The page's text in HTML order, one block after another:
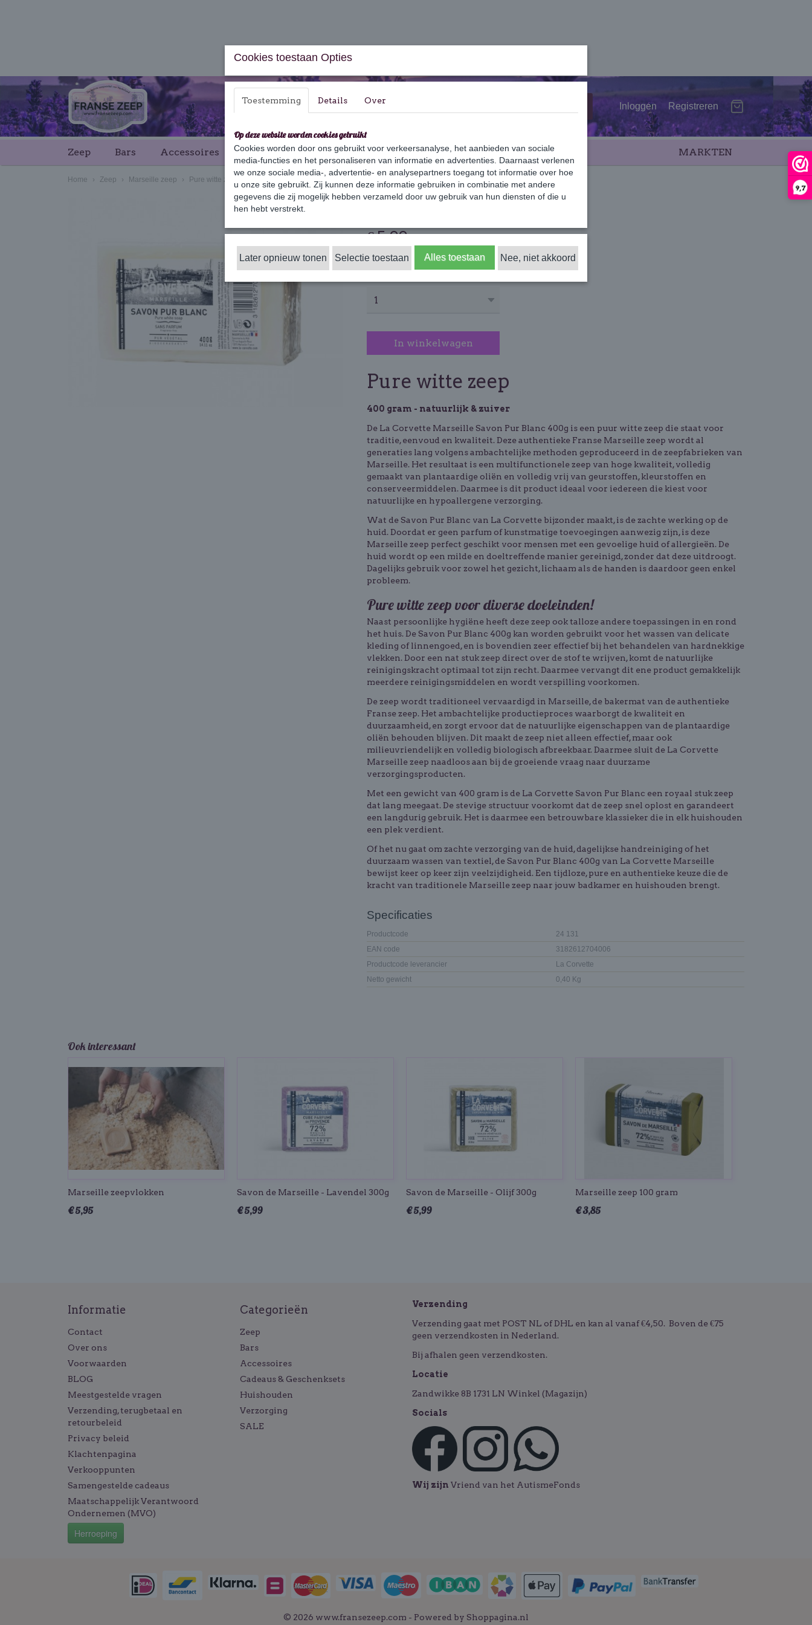
9,7
Inloggen Registreren
MARKTEN
Zeep Bars Accessoires Cadeaus & Geschenksets Huishouden Verzorging SALE
Home › Zeep › Marseille zeep › Pure witte zeep 400g
Pure witte zeep 400g
€ 5,99
✓Op voorraad
In winkelwagen
Pure witte zeep
400 gram - natuurlijk & zuiver
De La Corvette Marseille Savon Pur Blanc 400g is een puur witte zeep die staat voor
traditie, eenvoud en kwaliteit. Deze authentieke Franse Marseille zeep wordt al
generaties lang volgens ambachtelijke methoden geproduceerd in de zeepfabrieken van
Marseille. Het resultaat is een multifunctionele zeep van hoge kwaliteit, volledig
gemaakt van plantaardige oliën en volledig vrij van geurstoffen, kleurstoffen en
conserveermiddelen. Daarmee is dit product ideaal voor iedereen die kiest voor
natuurlijke en hypoallergene verzorging.
Wat de Savon Pur Blanc van La Corvette bijzonder maakt, is de zachte werking op de
huid. Doordat er geen parfum of kunstmatige toevoegingen aanwezig zijn, is deze
Marseille zeep perfect geschikt voor mensen met een gevoelige huid of allergieën. De
huid wordt op een milde en doeltreffende manier gereinigd, zonder dat deze uitdroogt.
Dagelijks gebruik voor zowel het gezicht, lichaam als de handen is daardoor geen enkel
probleem.
Pure witte zeep voor diverse doeleinden!
Naast persoonlijke hygiëne heeft deze zeep ook talloze andere toepassingen in en rond
het huis. De Savon Pur Blanc 400g kan worden gebruikt voor het wassen van delicate
kleding of linnengoed, en is bovendien zeer effectief bij het behandelen van hardnekkige
vlekken. Door een nat stuk zeep direct over de stof te wrijven, komt de natuurlijke
reinigingskracht optimaal tot zijn recht. Daarmee vervangt dit ene product gemakkelijk
meerdere reinigingsmiddelen en wordt verspilling voorkomen.
De zeep wordt traditioneel vervaardigd in Marseille, de bakermat van de authentieke
Franse zeep. Het ambachtelijke productieproces waarborgt de kwaliteit en
duurzaamheid, en zorgt ervoor dat de natuurlijke eigenschappen van de plantaardige
oliën behouden blijven. Dit maakt de zeep niet alleen effectief, maar ook
milieuvriendelijk en volledig biologisch afbreekbaar. Daarmee sluit de La Corvette
Marseille zeep naadloos aan bij de groeiende vraag naar duurzame
verzorgingsproducten.
Met een gewicht van 400 gram is de La Corvette Savon Pur Blanc een royaal stuk zeep
dat lang meegaat. De stevige structuur voorkomt dat de zeep snel oplost en garandeert
een langdurig gebruik. Het is daarmee een betrouwbare klassieker die in elk huishouden
een plek verdient.
Of het nu gaat om zachte verzorging van de huid, dagelijkse handreiniging of het
duurzaam wassen van textiel, de Savon Pur Blanc 400g van La Corvette Marseille
bewijst keer op keer zijn veelzijdigheid. Een tijdloze, pure en authentieke keuze die de
kracht van traditionele Marseille zeep naar jouw badkamer en huishouden brengt.
Specificaties
Productcode
24 131
EAN code
3182612704006
Productcode leverancier
La Corvette
Netto gewicht
0,40 Kg
Ook interessant
Marseille zeepvlokken
€ 5,95
Savon de Marseille - Lavendel 300g
€ 5,99
Savon de Marseille - Olijf 300g
€ 5,99
Marseille zeep 100 gram
€ 3,85
Informatie
Contact
Over ons
Voorwaarden
BLOG
Meestgestelde vragen
Verzending, terugbetaal en
retourbeleid
Privacy beleid
Klachtenpagina
Verkooppunten
Samengestelde cadeaus
Maatschappelijk Verantwoord
Ondernemen (MVO)
Herroeping
Categorieën
Zeep
Bars
Accessoires
Cadeaus & Geschenksets
Huishouden
Verzorging
SALE
Verzending
Verzending gaat met POST NL of DHL en kan al vanaf €4,50. Boven de €75
geen verzendkosten in Nederland.
Bij afhalen geen verzendkosten.
Locatie
Zandwikke 8B 1731 LN Winkel (Magazijn)
Socials
Wij zijn Vriend van het AutismeFonds
© 2026 www.fransezeep.com - Powered by Shoppagina.nl
Cookies toestaan Opties
Toestemming Details Over
Op deze website worden cookies gebruikt
Cookies worden door ons gebruikt voor verkeersanalyse, het aanbieden van sociale
media-functies en het personaliseren van informatie en advertenties. Daarnaast verlenen
we onze sociale media-, advertentie- en analysepartners toegang tot informatie over hoe
u onze site gebruikt. Zij kunnen deze informatie gebruiken in combinatie met andere
gegevens die zij mogelijk hebben verzameld door uw gebruik van hun diensten of die u
hen hebt verstrekt.
Later opnieuw tonen Selectie toestaan Alles toestaan Nee, niet akkoord